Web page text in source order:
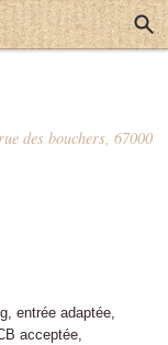
des bouchers, 67000
entrée adaptée,
acceptée,